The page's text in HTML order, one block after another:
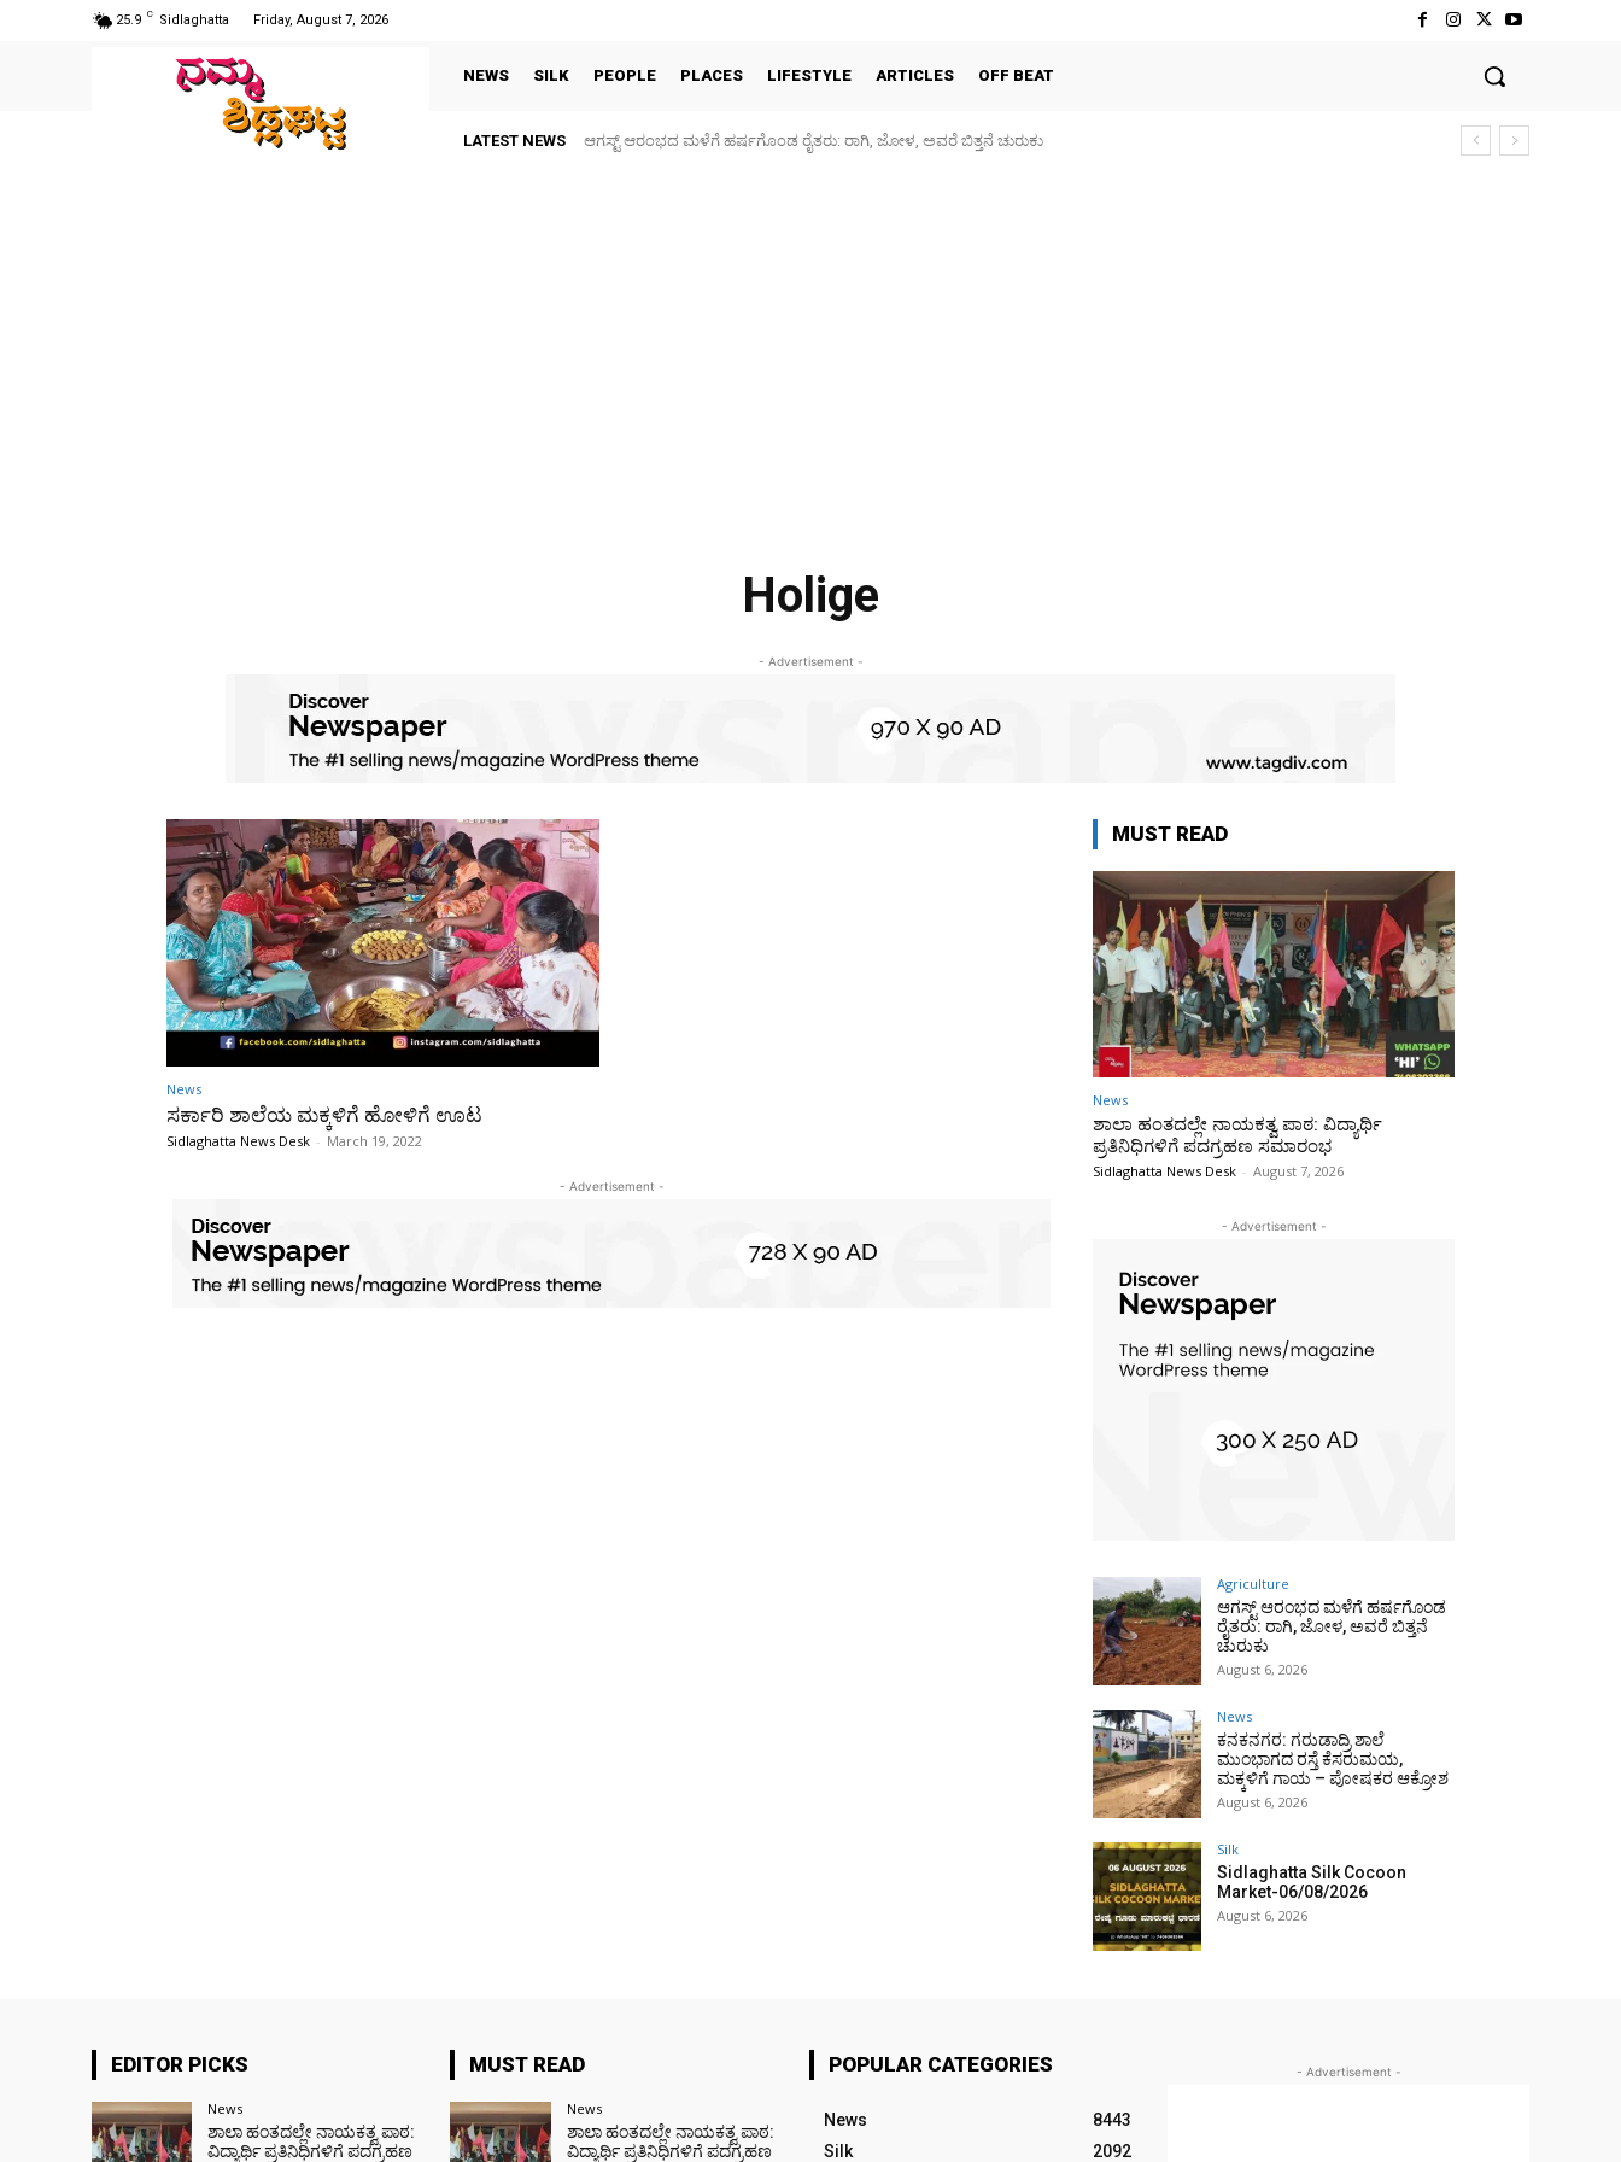
25.9 C Sidlaghatta Friday, August 7, 2026
NEWS SILK PEOPLE PLACES LIFESTYLE ARTICLES OFF BEAT
LATEST NEWS ಆಗಸ್ಟ್ ಆರಂಭದ ಮಳೆಗೆ ಹರ್ಷಗೊಂಡ ರೈತರು: ರಾಗಿ, ಜೋಳ, ಅವರೆ ಬಿತ್ತನೆ ಚುರುಕು
Holige
- Advertisement -
News
ಸರ್ಕಾರಿ ಶಾಲೆಯ ಮಕ್ಕಳಿಗೆ ಹೋಳಿಗೆ ಊಟ
Sidlaghatta News Desk - March 19, 2022
- Advertisement -
MUST READ
News
ಶಾಲಾ ಹಂತದಲ್ಲೇ ನಾಯಕತ್ವ ಪಾಠ: ವಿದ್ಯಾರ್ಥಿ
ಪ್ರತಿನಿಧಿಗಳಿಗೆ ಪದಗ್ರಹಣ ಸಮಾರಂಭ
Sidlaghatta News Desk - August 7, 2026
- Advertisement -
Agriculture
ಆಗಸ್ಟ್ ಆರಂಭದ ಮಳೆಗೆ ಹರ್ಷಗೊಂಡ
ರೈತರು: ರಾಗಿ, ಜೋಳ, ಅವರೆ ಬಿತ್ತನೆ
ಚುರುಕು
August 6, 2026
News
ಕನಕನಗರ: ಗರುಡಾದ್ರಿ ಶಾಲೆ
ಮುಂಭಾಗದ ರಸ್ತೆ ಕೆಸರುಮಯ,
ಮಕ್ಕಳಿಗೆ ಗಾಯ – ಪೋಷಕರ ಆಕ್ರೋಶ
August 6, 2026
Silk
Sidlaghatta Silk Cocoon
Market-06/08/2026
August 6, 2026
EDITOR PICKS
News
ಶಾಲಾ ಹಂತದಲ್ಲೇ ನಾಯಕತ್ವ ಪಾಠ:
ವಿದ್ಯಾರ್ಥಿ ಪ್ರತಿನಿಧಿಗಳಿಗೆ ಪದಗ್ರಹಣ
MUST READ
News
ಶಾಲಾ ಹಂತದಲ್ಲೇ ನಾಯಕತ್ವ ಪಾಠ:
ವಿದ್ಯಾರ್ಥಿ ಪ್ರತಿನಿಧಿಗಳಿಗೆ ಪದಗ್ರಹಣ
POPULAR CATEGORIES
News
8443
Silk
2092
- Advertisement -